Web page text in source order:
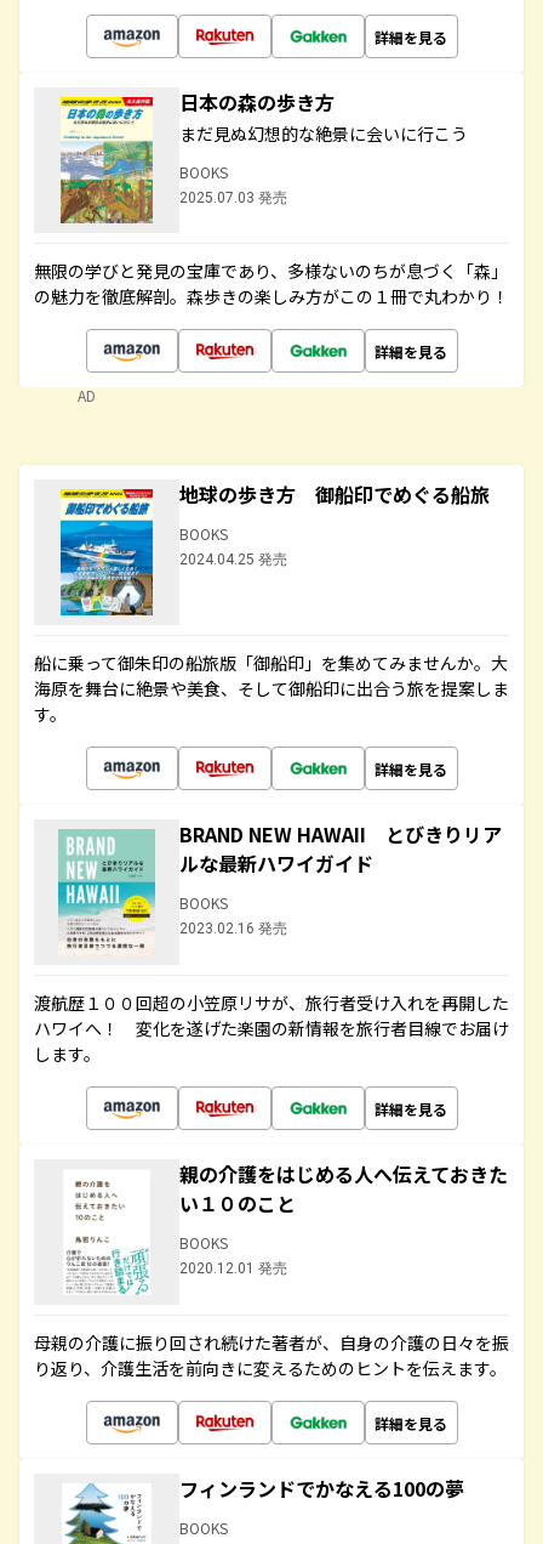
詳細を見る
日本の森の歩き方
まだ見ぬ幻想的な絶景に会いに行こう
BOOKS
2025.07.03 発売
無限の学びと発見の宝庫であり、多様ないのちが息づく「森」
の魅力を徹底解剖。森歩きの楽しみ方がこの１冊で丸わかり！
詳細を見る
AD
地球の歩き方 御船印でめぐる船旅
BOOKS
2024.04.25 発売
船に乗って御朱印の船旅版「御船印」を集めてみませんか。大
海原を舞台に絶景や美食、そして御船印に出合う旅を提案しま
す。
詳細を見る
BRAND NEW HAWAII とびきりリア
ルな最新ハワイガイド
BOOKS
2023.02.16 発売
渡航歴１００回超の小笠原リサが、旅行者受け入れを再開した
ハワイへ！ 変化を遂げた楽園の新情報を旅行者目線でお届け
します。
詳細を見る
親の介護をはじめる人へ伝えておきた
い１０のこと
BOOKS
2020.12.01 発売
母親の介護に振り回され続けた著者が、自身の介護の日々を振
り返り、介護生活を前向きに変えるためのヒントを伝えます。
詳細を見る
フィンランドでかなえる100の夢
BOOKS